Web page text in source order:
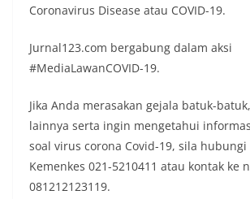
Coronavirus Disease atau COVID-19.
Jurnal123.com bergabung dalam aksi
#MediaLawanCOVID-19.
Jika Anda merasakan gejala batuk-
lainnya serta ingin mengetahui
soal virus corona Covid-19, sila hubungi
Kemenkes 021-5210411 atau kontak ke
081212123119.